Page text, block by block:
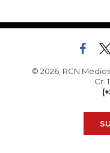
© 2026, RCN
Cr.